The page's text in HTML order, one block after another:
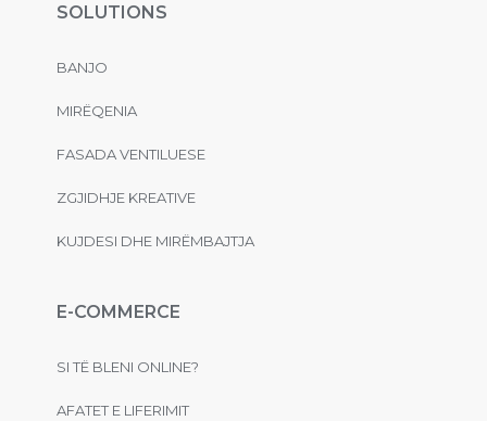
SOLUTIONS
BANJO
MIRËQENIA
FASADA VENTILUESE
ZGJIDHJE KREATIVE
KUJDESI DHE MIRËMBAJTJA
E-COMMERCE
SI TË BLENI ONLINE?
AFATET E LIFERIMIT